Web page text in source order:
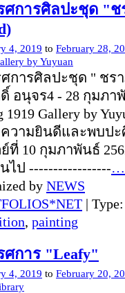
ศการศิลปะชุด "
4, 2019 to February 28,
by Yuyuan
การศิลปะชุด " ชร
อนุจร4 - 28 กุมภา
1919 Gallery by
วามยินดีและพบป
ที่ 10 กุมภาพันธ์
ไป -----------------…
by NEWS
|
, painting
ศการ "Leafy"
4, 2019 to February 20,